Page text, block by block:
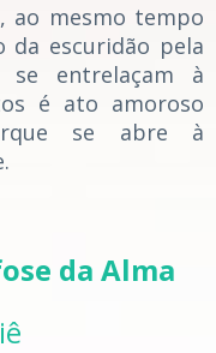
ao mesmo tempo
da escuridão pela
se entrelaçam à
é ato amoroso
se abre à
da Alma